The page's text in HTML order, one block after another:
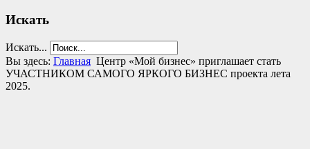
Искать
Искать...
Вы здесь: Главная Центр «Мой бизнес» приглашает стать
УЧАСТНИКОМ САМОГО ЯРКОГО БИЗНЕС проекта лета
2025.